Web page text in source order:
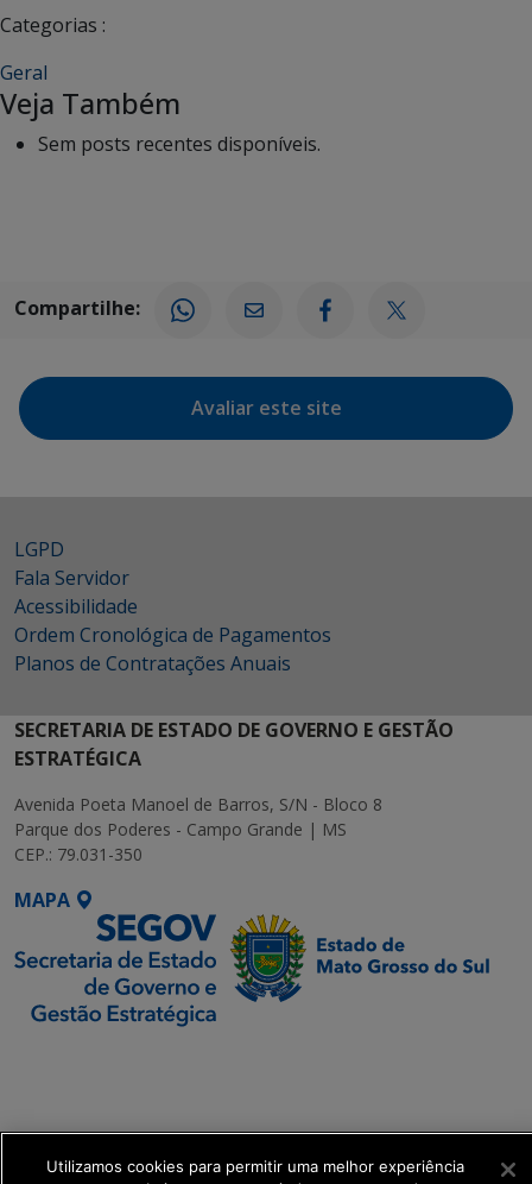
Categorias :
Geral
Veja Também
Sem posts recentes disponíveis.
Compartilhe:
Avaliar este site
LGPD
Fala Servidor
Acessibilidade
Ordem Cronológica de Pagamentos
Planos de Contratações Anuais
SECRETARIA DE ESTADO DE GOVERNO E GESTÃO
ESTRATÉGICA
Avenida Poeta Manoel de Barros, S/N - Bloco 8
Parque dos Poderes - Campo Grande | MS
CEP.: 79.031-350
MAPA
get_footer();
Utilizamos cookies para permitir uma melhor experiência